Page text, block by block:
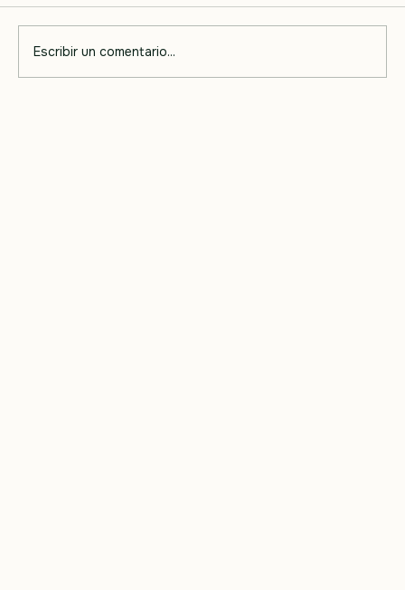
Su análisis es complejo y su estudio es el eje
Escribir un comentario...